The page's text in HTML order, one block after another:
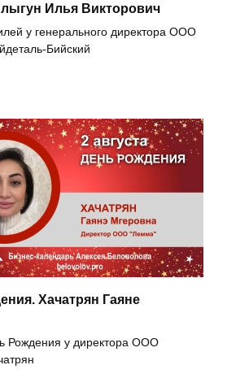
Илья Викторович
у генерального директора ООО
Бийский
Хачатрян Гаяне
Рождения у директора ООО